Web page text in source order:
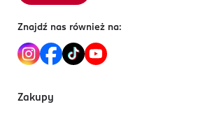
Care zostały przetestowane
zatwierdzone przez dermatologów z
Health Alliance
Znajdź nas również na:
Zakupy